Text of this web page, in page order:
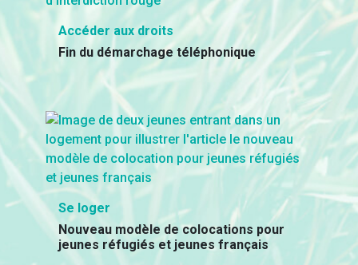
Accéder aux droits
Fin du démarchage téléphonique
Se loger
Nouveau modèle de colocations pour
jeunes réfugiés et jeunes français